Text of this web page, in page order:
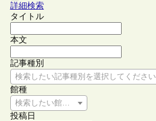
詳細検索
タイトル
本文
記事種別
検索したい記事種別を選択してください
館種
検索したい館種を選択してください
投稿日